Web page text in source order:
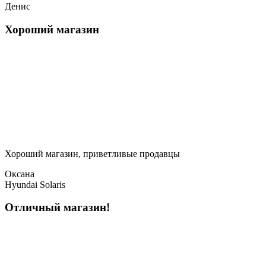
Денис
Хороший магазин
Хороший магазин, приветливые продавцы
Оксана
Hyundai Solaris
Отличный магазин!